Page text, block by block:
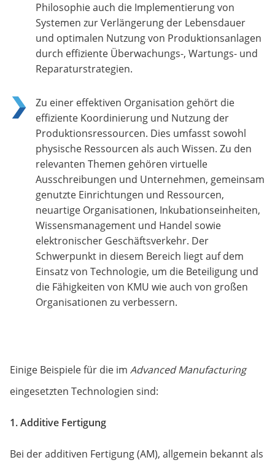
Philosophie auch die Implementierung von
Systemen zur Verlängerung der Lebensdauer
und optimalen Nutzung von Produktionsanlagen
durch effiziente Überwachungs-, Wartungs- und
Reparaturstrategien.
Zu einer effektiven Organisation gehört die
effiziente Koordinierung und Nutzung der
Produktionsressourcen. Dies umfasst sowohl
physische Ressourcen als auch Wissen. Zu den
relevanten Themen gehören virtuelle
Ausschreibungen und Unternehmen, gemeinsam
genutzte Einrichtungen und Ressourcen,
neuartige Organisationen, Inkubationseinheiten,
Wissensmanagement und Handel sowie
elektronischer Geschäftsverkehr. Der
Schwerpunkt in diesem Bereich liegt auf dem
Einsatz von Technologie, um die Beteiligung und
die Fähigkeiten von KMU wie auch von großen
Organisationen zu verbessern.
Einige Beispiele für die im Advanced Manufacturing
eingesetzten Technologien sind:
1. Additive Fertigung
Bei der additiven Fertigung (AM), allgemein bekannt als